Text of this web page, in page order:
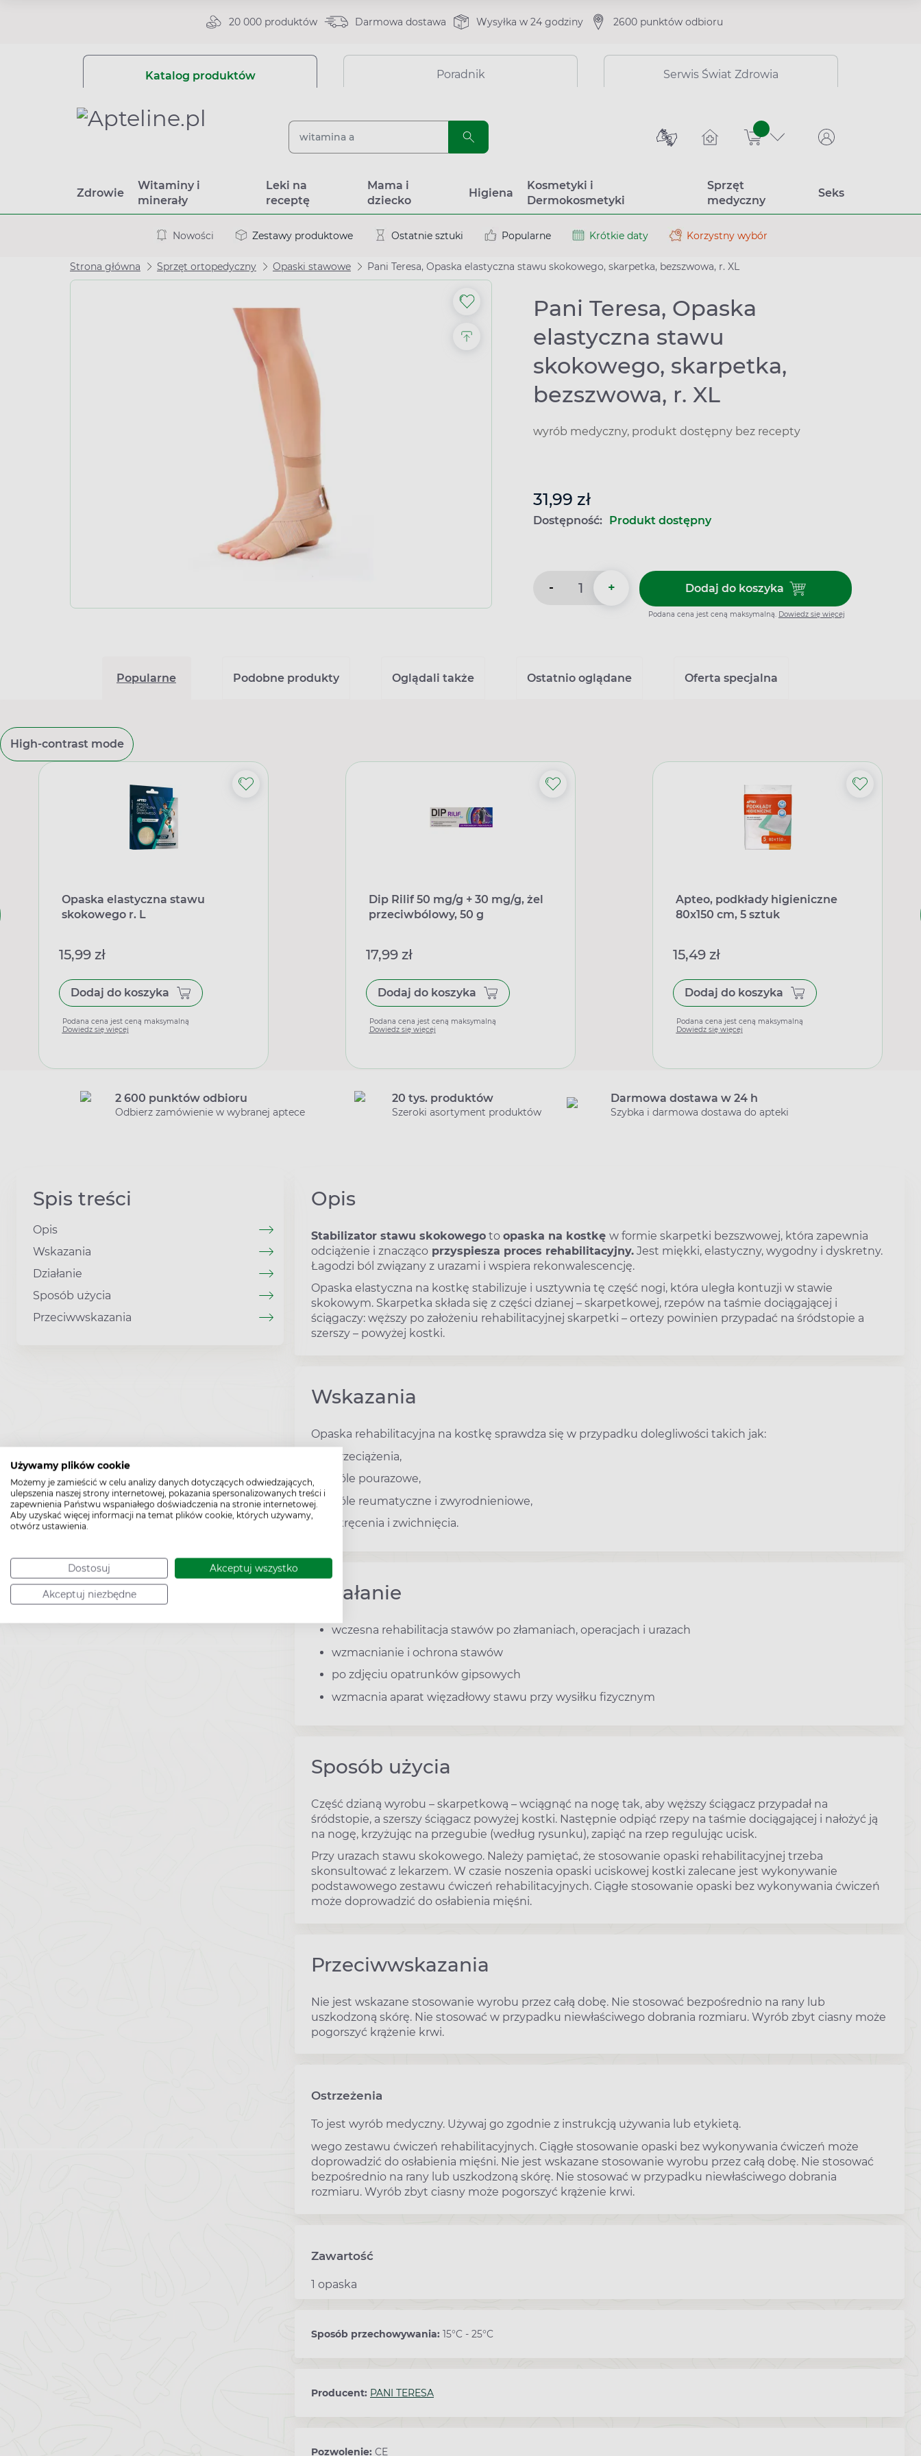
Używamy plików cookie
Możemy je zamieścić w celu analizy danych dotyczących odwiedzających,
ulepszenia naszej strony internetowej, pokazania spersonalizowanych treści i
zapewnienia Państwu wspaniałego doświadczenia na stronie internetowej.
Aby uzyskać więcej informacji na temat plików cookie, których używamy,
otwórz ustawienia.
Dostosuj Akceptuj wszystko
Akceptuj niezbędne
20 000 produktów Darmowa dostawa Wysyłka w 24 godziny 2600 punktów odbioru
Katalog produktów Poradnik Serwis Świat Zdrowia
sztuk
Zdrowie
Witaminy i
minerały
Leki na
receptę
Mama i
dziecko
Higiena
Kosmetyki i
Dermokosmetyki
Sprzęt
medyczny
Seks
Nowości Zestawy produktowe Ostatnie sztuki Popularne Krótkie daty Korzystny wybór
Strona główna Sprzęt ortopedyczny Opaski stawowe Pani Teresa, Opaska elastyczna stawu skokowego, skarpetka, bezszwowa, r. XL
Pani Teresa, Opaska
elastyczna stawu
skokowego, skarpetka,
bezszwowa, r. XL
wyrób medyczny, produkt dostępny bez recepty
31,99 zł
Dostępność: Produkt dostępny
- + Dodaj do koszykaDodaj do koszyka Pani
Podana cena jest ceną maksymalną. Dowiedz się więcej
Popularne Podobne produkty Oglądali także Ostatnio oglądane Oferta specjalna
High-contrast mode
Opaska elastyczna stawu
skokowego r. L
15,99 zł
Dodaj do koszyka
Podana cena jest ceną maksymalną
Dowiedz się więcej
Dip Rilif 50 mg/g + 30 mg/g, żel
przeciwbólowy, 50 g
17,99 zł
Dodaj do koszyka
Podana cena jest ceną maksymalną
Dowiedz się więcej
Apteo, podkłady higieniczne
80x150 cm, 5 sztuk
15,49 zł
Dodaj do koszyka
Podana cena jest ceną maksymalną
Dowiedz się więcej
2 600 punktów odbioru
Odbierz zamówienie w wybranej aptece
20 tys. produktów
Szeroki asortyment produktów
Darmowa dostawa w 24 h
Szybka i darmowa dostawa do apteki
Spis treści
Opis
Wskazania
Działanie
Sposób użycia
Przeciwwskazania
Opis
Stabilizator stawu skokowego to opaska na kostkę w formie skarpetki bezszwowej, która zapewnia
odciążenie i znacząco przyspiesza proces rehabilitacyjny. Jest miękki, elastyczny, wygodny i dyskretny.
Łagodzi ból związany z urazami i wspiera rekonwalescencję.
Opaska elastyczna na kostkę stabilizuje i usztywnia tę część nogi, która uległa kontuzji w stawie
skokowym. Skarpetka składa się z części dzianej – skarpetkowej, rzepów na taśmie dociągającej i
ściągaczy: węższy po założeniu rehabilitacyjnej skarpetki – ortezy powinien przypadać na śródstopie a
szerszy – powyżej kostki.
Wskazania
Opaska rehabilitacyjna na kostkę sprawdza się w przypadku dolegliwości takich jak:
przeciążenia,
bóle pourazowe,
bóle reumatyczne i zwyrodnieniowe,
skręcenia i zwichnięcia.
Działanie
wczesna rehabilitacja stawów po złamaniach, operacjach i urazach
wzmacnianie i ochrona stawów
po zdjęciu opatrunków gipsowych
wzmacnia aparat więzadłowy stawu przy wysiłku fizycznym
Sposób użycia
Część dzianą wyrobu – skarpetkową – wciągnąć na nogę tak, aby węższy ściągacz przypadał na
śródstopie, a szerszy ściągacz powyżej kostki. Następnie odpiąć rzepy na taśmie dociągającej i nałożyć ją
na nogę, krzyżując na przegubie (według rysunku), zapiąć na rzep regulując ucisk.
Przy urazach stawu skokowego. Należy pamiętać, że stosowanie opaski rehabilitacyjnej trzeba
skonsultować z lekarzem. W czasie noszenia opaski uciskowej kostki zalecane jest wykonywanie
podstawowego zestawu ćwiczeń rehabilitacyjnych. Ciągłe stosowanie opaski bez wykonywania ćwiczeń
może doprowadzić do osłabienia mięśni.
Przeciwwskazania
Nie jest wskazane stosowanie wyrobu przez całą dobę. Nie stosować bezpośrednio na rany lub
uszkodzoną skórę. Nie stosować w przypadku niewłaściwego dobrania rozmiaru. Wyrób zbyt ciasny może
pogorszyć krążenie krwi.
Ostrzeżenia
To jest wyrób medyczny. Używaj go zgodnie z instrukcją używania lub etykietą.
wego zestawu ćwiczeń rehabilitacyjnych. Ciągłe stosowanie opaski bez wykonywania ćwiczeń może
doprowadzić do osłabienia mięśni. Nie jest wskazane stosowanie wyrobu przez całą dobę. Nie stosować
bezpośrednio na rany lub uszkodzoną skórę. Nie stosować w przypadku niewłaściwego dobrania
rozmiaru. Wyrób zbyt ciasny może pogorszyć krążenie krwi.
Zawartość
1 opaska
Sposób przechowywania: 15°C - 25°C
Producent: PANI TERESA
Pozwolenie: CE